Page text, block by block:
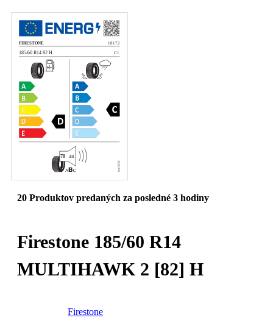
20 Produktov predaných za posledné 3 hodiny
Firestone 185/60 R14
MULTIHAWK 2 [82] H
Firestone